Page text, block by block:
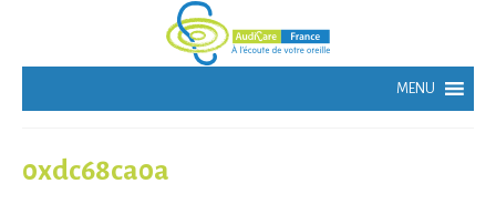
0xdc68ca0a